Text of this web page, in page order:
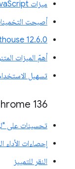
ميزات JavaScript القديمة
أصبحت
12.6.0
أهمّ الميزات
تسهيل
136
تحسينات على
إحصاءات الأداء
النقر للتمييز